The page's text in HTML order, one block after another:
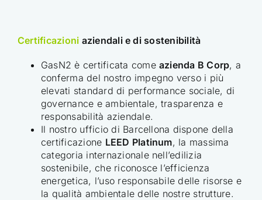
Certificazioni aziendali e di sostenibilità
GasN2 è certificata come azienda B Corp, a
conferma del nostro impegno verso i più
elevati standard di performance sociale, di
governance e ambientale, trasparenza e
responsabilità aziendale.
Il nostro ufficio di Barcellona dispone della
certificazione LEED Platinum, la massima
categoria internazionale nell’edilizia
sostenibile, che riconosce l’efficienza
energetica, l’uso responsabile delle risorse e
la qualità ambientale delle nostre strutture.